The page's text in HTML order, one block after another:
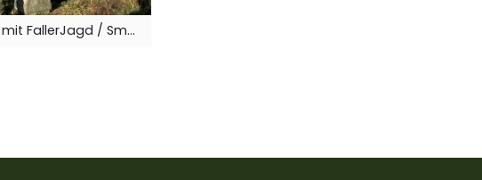
Niederwildjagd mit FallerJagd / Small game hunting with FallerJagd